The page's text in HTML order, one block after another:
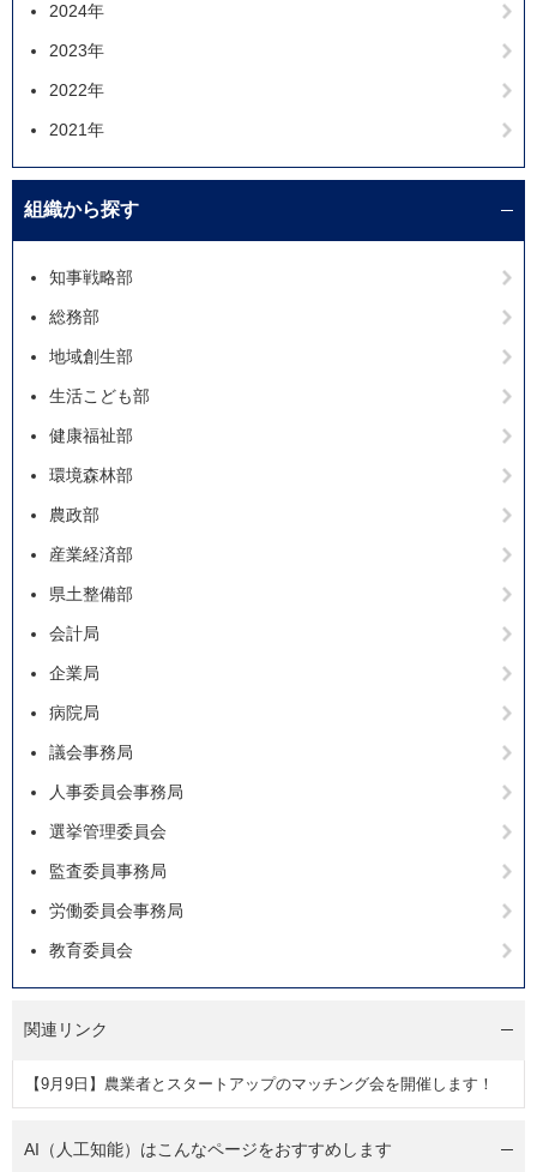
2024年
2023年
2022年
2021年
組織から探す
知事戦略部
総務部
地域創生部
生活こども部
健康福祉部
環境森林部
農政部
産業経済部
県土整備部
会計局
企業局
病院局
議会事務局
人事委員会事務局
選挙管理委員会
監査委員事務局
労働委員会事務局
教育委員会
関連リンク
【9月9日】農業者とスタートアップのマッチング会を開催します！
AI（人工知能）はこんなページをおすすめします